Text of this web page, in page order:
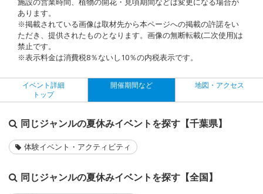
あります。
※掲載されている画像は取材先から本ページへの掲載の許諾をい
ただき、提供されたものとなります。画像の無断転載(二次使用)は
禁止です。
※表示料金は消費税8％ないし10％の内税表示です。
イベント詳細
トップ
開催期間など 地図・アクセス
同じジャンルの夏休みイベントを探す【千葉県】
体験イベント・アクティビティ
同じジャンルの夏休みイベントを探す【全国】